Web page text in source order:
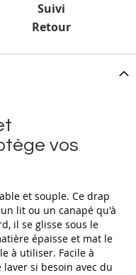
Suivi
Retour
vos
et souple. Ce drap
lit ou un canapé qu'à
il se glisse sous le
épaisse et mat le
à utiliser. Facile à
si besoin avec du